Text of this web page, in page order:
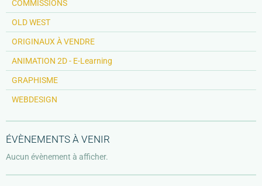
COMMISSIONS
OLD WEST
ORIGINAUX À VENDRE
ANIMATION 2D - E-Learning
GRAPHISME
WEBDESIGN
ÉVÈNEMENTS À VENIR
Aucun évènement à afficher.